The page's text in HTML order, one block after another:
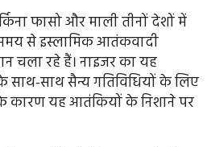
फासो और माली तीनों देशों में
से इस्लामिक आतंकवादी
चला रहे हैं। नाइजर का यह
साथ-साथ सैन्य गतिविधियों के लिए
कारण यह आतंकियों के निशाने पर